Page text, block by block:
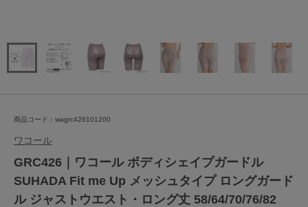
商品コード：wagrc426101200
ワコール
GRC426｜ワコール ボディシェイプガードル
SUHADA Fit me Up メッシュタイプ ロングガード
ル ジャストウエスト・ロング丈 58/64/70/76/82